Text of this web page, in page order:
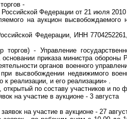
-
Федерации от 21 июля
на аукцион высвобождаемого
Федерации, ИНН
- Управление
приказа министра
органов военного
высвобождении недвижимого
к реализации, и его реализации» .
по составу участников и по
на участие в аукционе - 3 августа
на участие в аукционе - 27